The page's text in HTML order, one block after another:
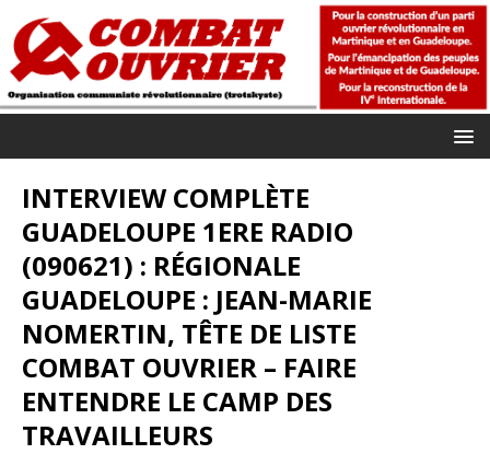
INTERVIEW COMPLÈTE
GUADELOUPE 1ERE RADIO
(090621) : RÉGIONALE
GUADELOUPE : JEAN-MARIE
NOMERTIN, TÊTE DE LISTE
COMBAT OUVRIER – FAIRE
ENTENDRE LE CAMP DES
TRAVAILLEURS